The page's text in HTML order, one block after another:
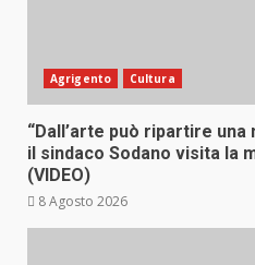
Agrigento Cultura
“Dall’arte può ripartire
il sindaco Sodano visita la
(VIDEO)
8 Agosto 2026